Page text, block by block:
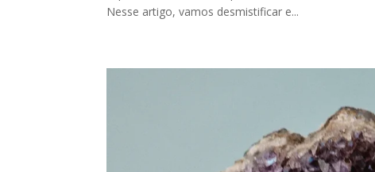
Nesse artigo, vamos desmistificar e...